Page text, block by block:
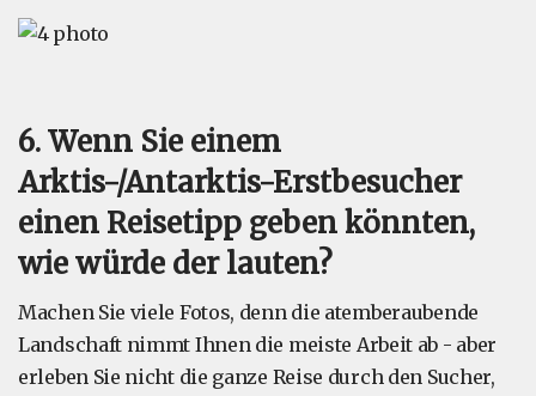
6. Wenn Sie einem
Arktis-/Antarktis-Erstbesucher
einen Reisetipp geben könnten,
wie würde der lauten?
Machen Sie viele Fotos, denn die atemberaubende
Landschaft nimmt Ihnen die meiste Arbeit ab - aber
erleben Sie nicht die ganze Reise durch den Sucher,